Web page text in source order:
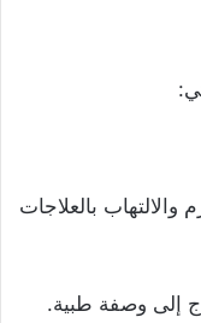
والالتهاب بالعلاجات
إلى وصفة طبية.